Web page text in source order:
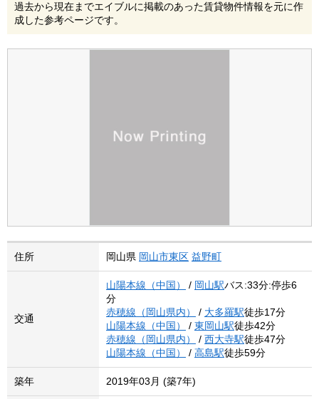
過去から現在までエイブルに掲載のあった賃貸物件情報を元に作
成した参考ページです。
住所 岡山県 岡山市東区 益野町
交通
山陽本線（中国） / 岡山駅バス:33分:停歩6
分
赤穂線（岡山県内）
/ 大多羅駅徒歩17分
山陽本線（中国）
/ 東岡山駅徒歩42分
赤穂線（岡山県内）
/ 西大寺駅徒歩47分
山陽本線（中国）
/ 高島駅徒歩59分
築年 2019年03月 (築7年)